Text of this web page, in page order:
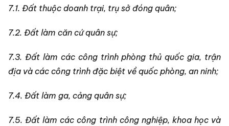
7.1. Đất thuộc doanh trại, trụ sở đóng quân;
7.2. Đất làm căn cứ quân sự;
7.3. Đất làm các công trình phòng thủ quốc gia, trận
địa và các công trình đặc biệt về quốc phòng, an ninh;
7.4. Đất làm ga, cảng quân sự;
7.5. Đất làm các công trình công nghiệp, khoa học và